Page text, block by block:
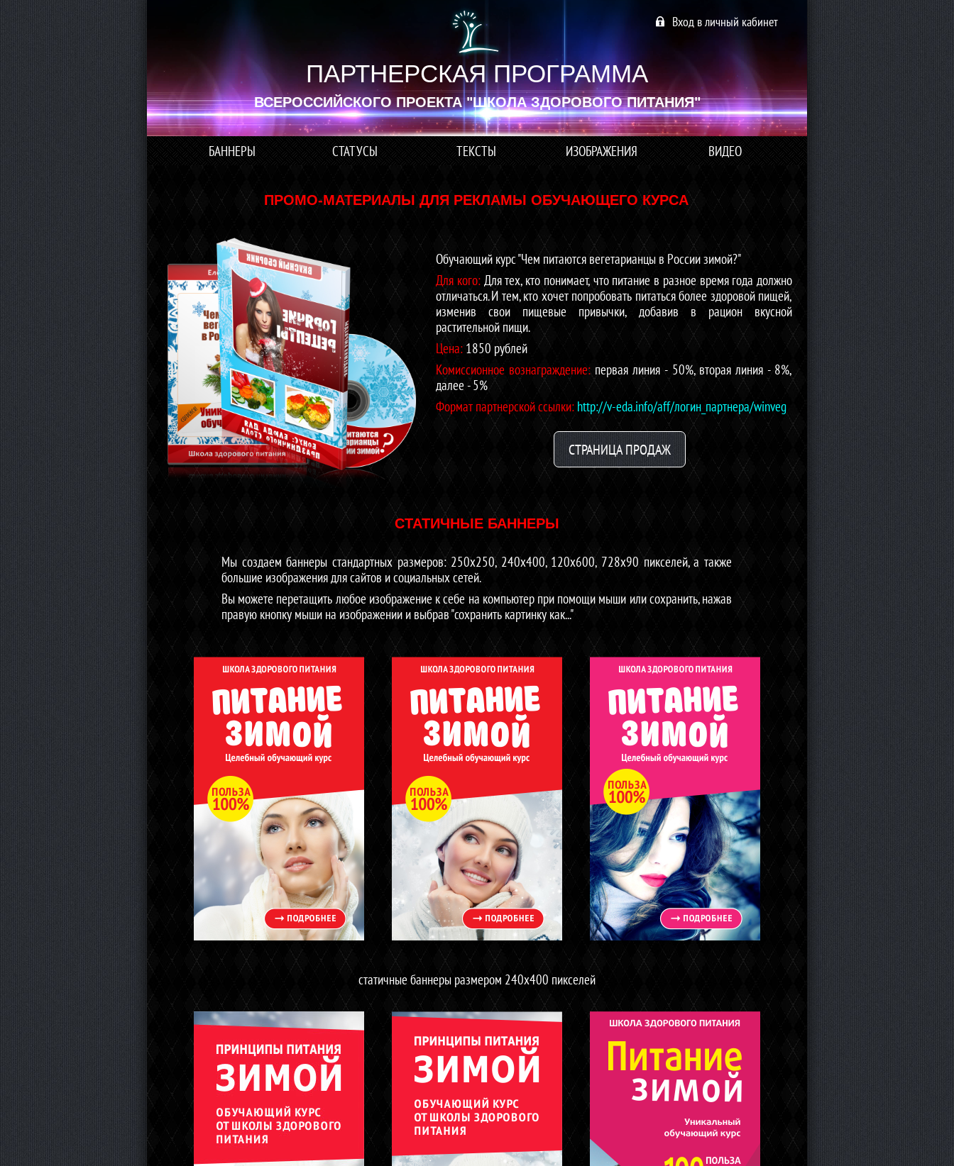
Вход в личный кабинет
ПАРТНЕРСКАЯ ПРОГРАММА
ВСЕРОССИЙСКОГО ПРОЕКТА "ШКОЛА ЗДОРОВОГО ПИТАНИЯ"
БАННЕРЫ СТАТУСЫ ТЕКСТЫ ИЗОБРАЖЕНИЯ ВИДЕО
ПРОМО-МАТЕРИАЛЫ ДЛЯ РЕКЛАМЫ ОБУЧАЮЩЕГО КУРСА
Обучающий курс "Чем питаются вегетарианцы в России зимой?"
Для кого: Для тех, кто понимает, что питание в разное время года должно
отличаться. И тем, кто хочет попробовать питаться более здоровой пищей,
изменив свои пищевые привычки, добавив в рацион вкусной
растительной пищи.
Цена: 1850 рублей
Комиссионное вознаграждение: первая линия - 50%, вторая линия - 8%,
далее - 5%
Формат партнерской ссылки: http://v-eda.info/aff/логин_партнера/winveg
СТРАНИЦА ПРОДАЖ
СТАТИЧНЫЕ БАННЕРЫ
Мы создаем баннеры стандартных размеров: 250х250, 240х400, 120х600, 728х90 пикселей, а также
большие изображения для сайтов и социальных сетей.
Вы можете перетащить любое изображение к себе на компьютер при помощи мыши или сохранить, нажав
правую кнопку мыши на изображении и выбрав "сохранить картинку как..."
статичные баннеры размером 240х400 пикселей